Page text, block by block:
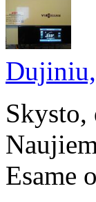
Esame